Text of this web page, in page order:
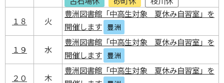
１８
火
豊洲図書館「中高生対象 夏休み自習室」を
開催します 豊洲
１９ 水
豊洲図書館「中高生対象 夏休み自習室」を
開催します 豊洲
２０ 木
豊洲図書館「中高生対象 夏休み自習室」を